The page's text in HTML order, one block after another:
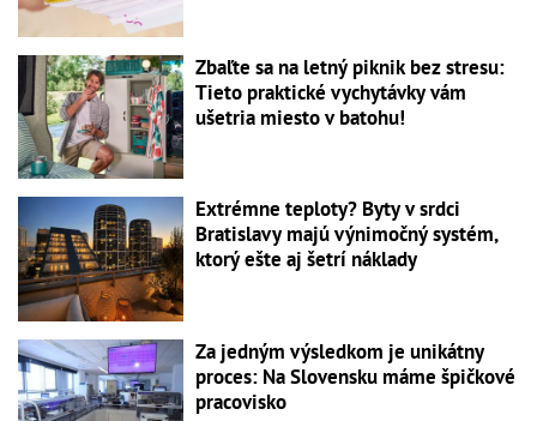
Zbaľte sa na letný piknik bez stresu:
Tieto praktické vychytávky vám
ušetria miesto v batohu!
Extrémne teploty? Byty v srdci
Bratislavy majú výnimočný systém,
ktorý ešte aj šetrí náklady
Za jedným výsledkom je unikátny
proces: Na Slovensku máme špičkové
pracovisko